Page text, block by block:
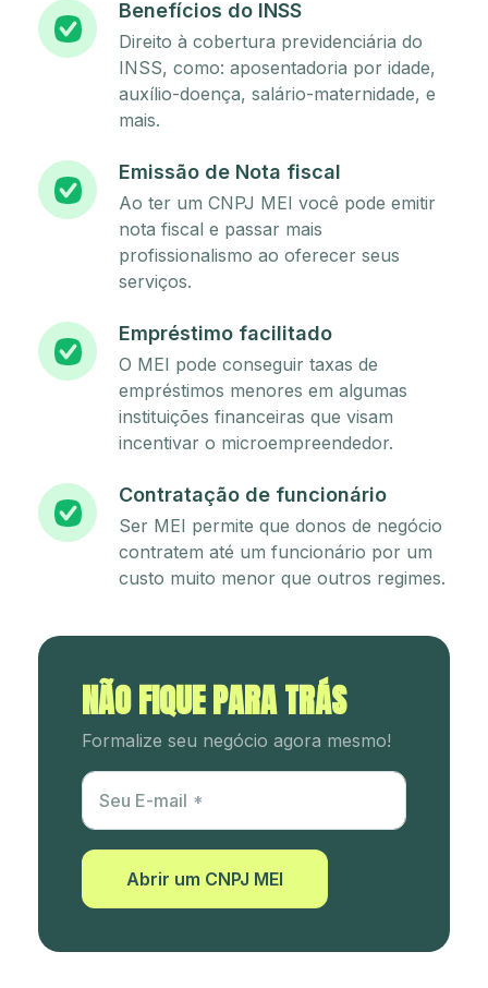
Benefícios do INSS
Direito à cobertura previdenciária do
INSS, como: aposentadoria por idade,
auxílio-doença, salário-maternidade, e
mais.
Emissão de Nota fiscal
Ao ter um CNPJ MEI você pode emitir
nota fiscal e passar mais
profissionalismo ao oferecer seus
serviços.
Empréstimo facilitado
O MEI pode conseguir taxas de
empréstimos menores em algumas
instituições financeiras que visam
incentivar o microempreendedor.
Contratação de funcionário
Ser MEI permite que donos de negócio
contratem até um funcionário por um
custo muito menor que outros regimes.
NÃO FIQUE PARA TRÁS
Formalize seu negócio agora mesmo!
Utm Content
Seu E-mail
Abrir um CNPJ MEI